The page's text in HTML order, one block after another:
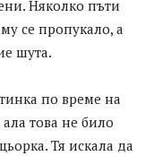
Няколко пъти
се пропукало, а
шута.
по време на
това не било
Тя искала да